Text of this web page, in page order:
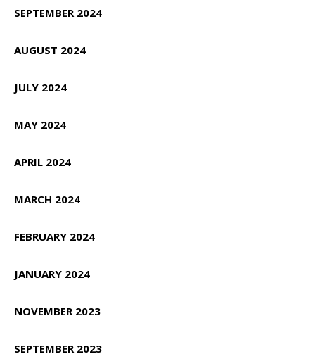
SEPTEMBER 2024
AUGUST 2024
JULY 2024
MAY 2024
APRIL 2024
MARCH 2024
FEBRUARY 2024
JANUARY 2024
NOVEMBER 2023
SEPTEMBER 2023